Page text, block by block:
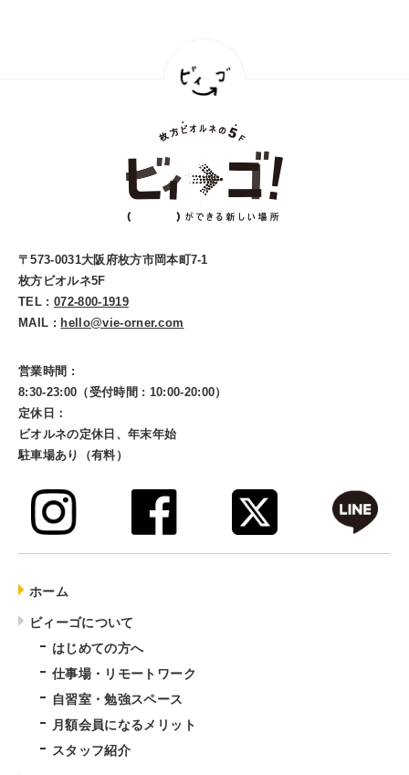
〒573-0031大阪府枚方市岡本町7-1
枚方ビオルネ5F
TEL : 072-800-1919
MAIL : hello@vie-orner.com
営業時間 :
8:30-23:00（受付時間 : 10:00-20:00）
定休日：
ビオルネの定休日、年末年始
駐車場あり（有料）
ホーム
ビィーゴについて
はじめての方へ
仕事場・リモートワーク
自習室・勉強スペース
月額会員になるメリット
スタッフ紹介